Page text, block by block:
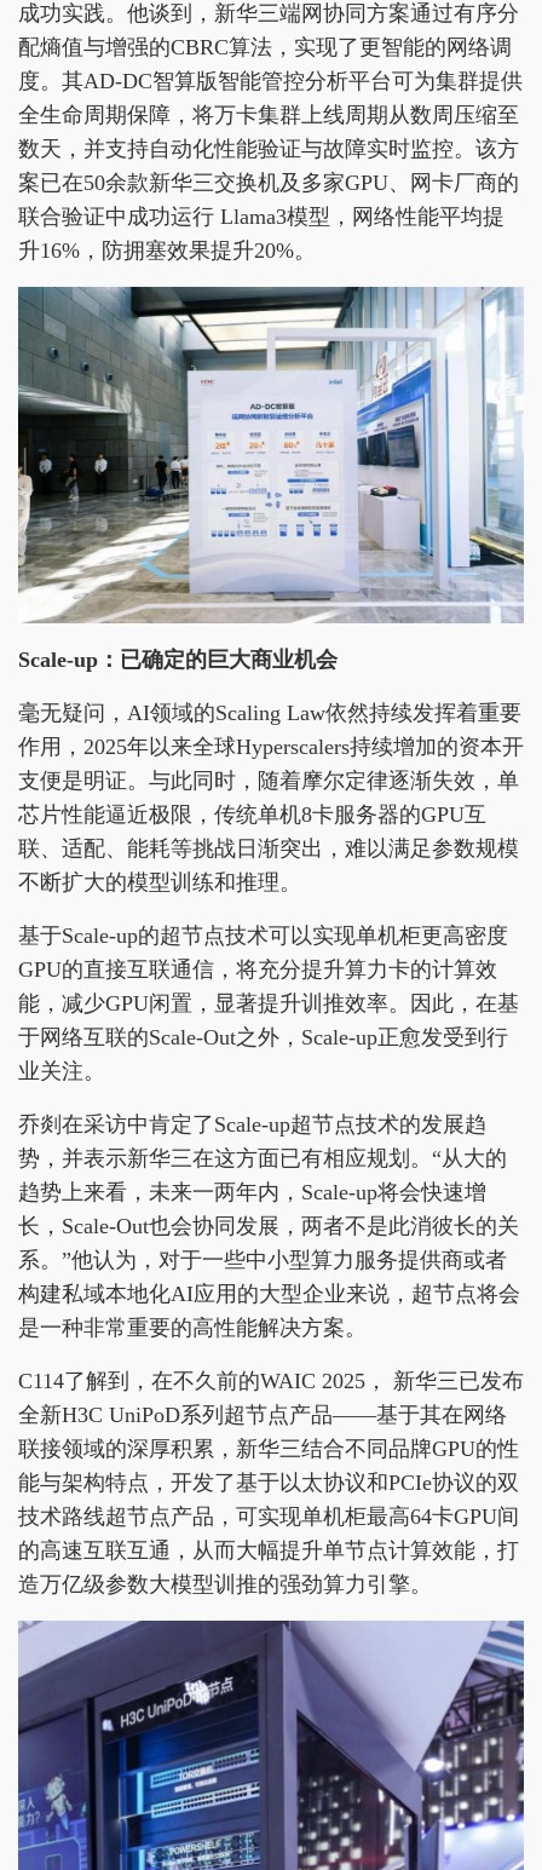
成功实践。他谈到，新华三端网协同方案通过有序分
配熵值与增强的CBRC算法，实现了更智能的网络调
度。其AD-DC智算版智能管控分析平台可为集群提供
全生命周期保障，将万卡集群上线周期从数周压缩至
数天，并支持自动化性能验证与故障实时监控。该方
案已在50余款新华三交换机及多家GPU、网卡厂商的
联合验证中成功运行 Llama3模型，网络性能平均提
升16%，防拥塞效果提升20%。
Scale-up：已确定的巨大商业机会
毫无疑问，AI领域的Scaling Law依然持续发挥着重要
作用，2025年以来全球Hyperscalers持续增加的资本开
支便是明证。与此同时，随着摩尔定律逐渐失效，单
芯片性能逼近极限，传统单机8卡服务器的GPU互
联、适配、能耗等挑战日渐突出，难以满足参数规模
不断扩大的模型训练和推理。
基于Scale-up的超节点技术可以实现单机柜更高密度
GPU的直接互联通信，将充分提升算力卡的计算效
能，减少GPU闲置，显著提升训推效率。因此，在基
于网络互联的Scale-Out之外，Scale-up正愈发受到行
业关注。
乔剡在采访中肯定了Scale-up超节点技术的发展趋
势，并表示新华三在这方面已有相应规划。“从大的
趋势上来看，未来一两年内，Scale-up将会快速增
长，Scale-Out也会协同发展，两者不是此消彼长的关
系。”他认为，对于一些中小型算力服务提供商或者
构建私域本地化AI应用的大型企业来说，超节点将会
是一种非常重要的高性能解决方案。
C114了解到，在不久前的WAIC 2025， 新华三已发布
全新H3C UniPoD系列超节点产品——基于其在网络
联接领域的深厚积累，新华三结合不同品牌GPU的性
能与架构特点，开发了基于以太协议和PCIe协议的双
技术路线超节点产品，可实现单机柜最高64卡GPU间
的高速互联互通，从而大幅提升单节点计算效能，打
造万亿级参数大模型训推的强劲算力引擎。